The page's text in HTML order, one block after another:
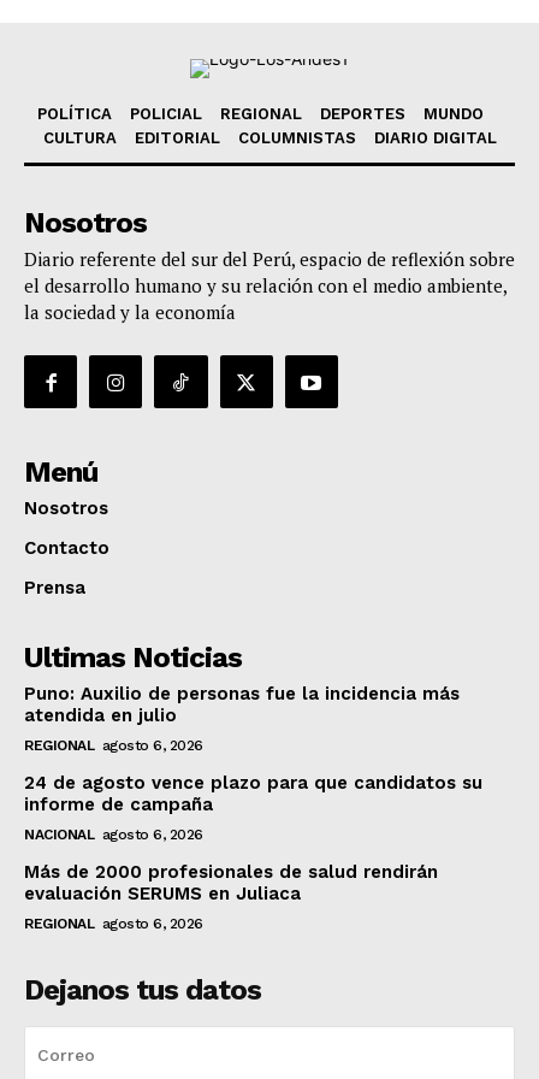
POLÍTICA POLICIAL REGIONAL DEPORTES
MUNDO
CULTURA
EDITORIAL COLUMNISTAS DIARIO DIGITAL
Nosotros
Diario referente del sur del Perú, espacio de reflexión sobre
el desarrollo humano y su relación con el medio ambiente,
la sociedad y la economía
Menú
Nosotros
Contacto
Prensa
Ultimas Noticias
Puno: Auxilio de personas fue la incidencia más
atendida en julio
REGIONAL agosto 6, 2026
24 de agosto vence plazo para que candidatos su
informe de campaña
NACIONAL agosto 6, 2026
Más de 2000 profesionales de salud rendirán
evaluación SERUMS en Juliaca
REGIONAL agosto 6, 2026
Dejanos tus datos